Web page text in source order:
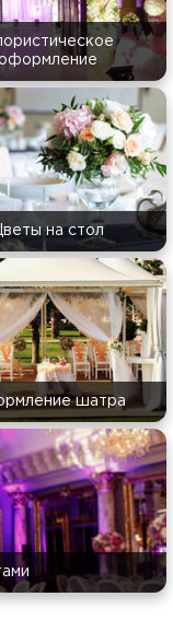
на стол
шатра